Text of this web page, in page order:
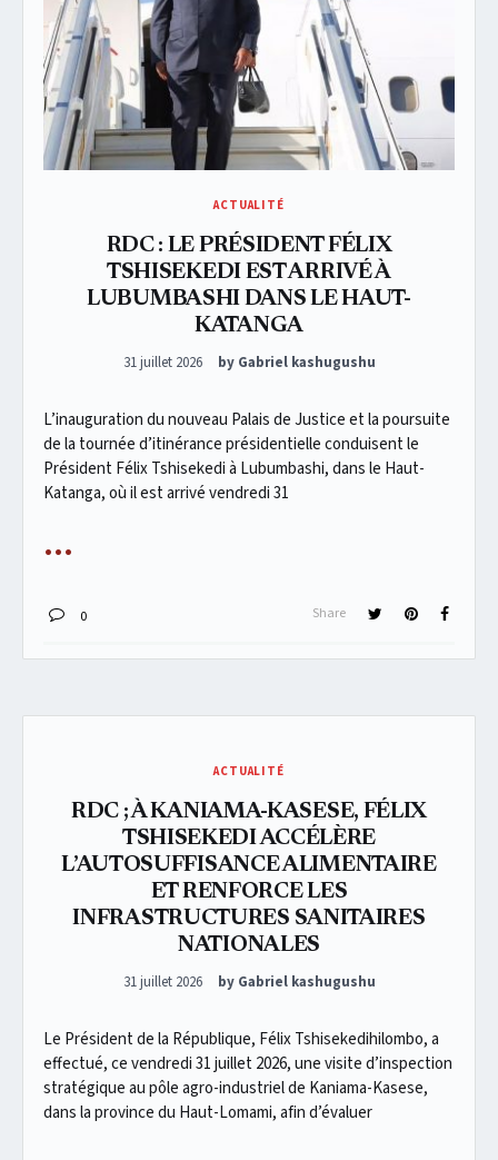
ACTUALITÉ
RDC : LE PRÉSIDENT FÉLIX
TSHISEKEDI EST ARRIVÉ À
LUBUMBASHI DANS LE HAUT-
KATANGA
Posted on
31 juillet 2026 by Gabriel kashugushu
L’inauguration du nouveau Palais de Justice et la poursuite
de la tournée d’itinérance présidentielle conduisent le
Président Félix Tshisekedi à Lubumbashi, dans le Haut-
Katanga, où il est arrivé vendredi 31
0 Share
ACTUALITÉ
RDC ; À KANIAMA-KASESE, FÉLIX
TSHISEKEDI ACCÉLÈRE
L’AUTOSUFFISANCE ALIMENTAIRE
ET RENFORCE LES
INFRASTRUCTURES SANITAIRES
NATIONALES
Posted on
31 juillet 2026 by Gabriel kashugushu
Le Président de la République, Félix Tshisekedihilombo, a
effectué, ce vendredi 31 juillet 2026, une visite d’inspection
stratégique au pôle agro-industriel de Kaniama-Kasese,
dans la province du Haut-Lomami, afin d’évaluer